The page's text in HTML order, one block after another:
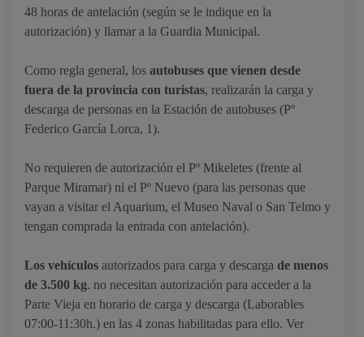
48 horas de antelación (según se le indique en la
autorización) y llamar a la Guardia Municipal.
Como regla general, los autobuses que vienen desde
fuera de la provincia con turistas, realizarán la carga y
descarga de personas en la Estación de autobuses (Pº
Federico García Lorca, 1).
No requieren de autorización el Pº Mikeletes (frente al
Parque Miramar) ni el Pº Nuevo (para las personas que
vayan a visitar el Aquarium, el Museo Naval o San Telmo y
tengan comprada la entrada con antelación).
Los vehículosautorizados para carga y descargade menos
de 3.500 kg. no necesitan autorización para acceder a la
Parte Vieja en horario de carga y descarga (Laborables
07:00-11:30h.) en las 4 zonas habilitadas para ello. Ver